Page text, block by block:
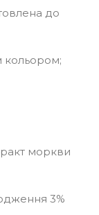
до
кольором;
моркви
3%